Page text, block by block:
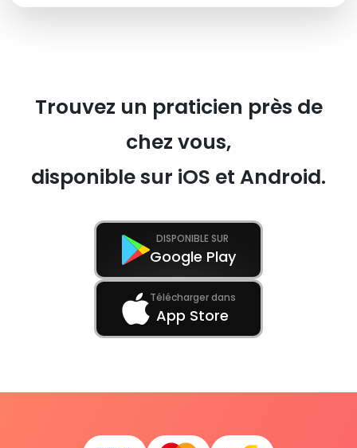
Trouvez un praticien près de
chez vous,
disponible sur iOS et Android.
DISPONIBLE SUR
Google Play
Télécharger dans
App Store